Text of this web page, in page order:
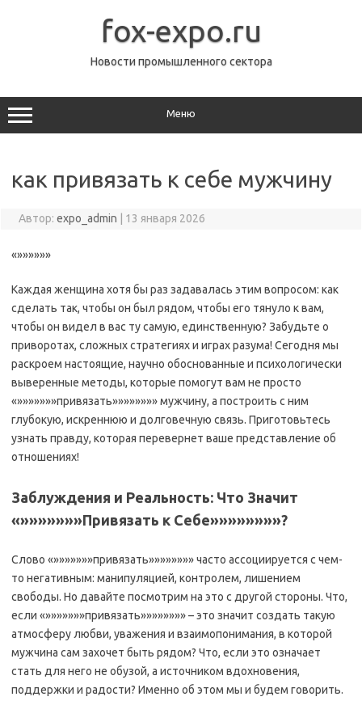
fox-expo.ru
Новости промышленного сектора
Меню
как привязать к себе мужчину
Автор: expo_admin 13 января 2026
«»»»»»»
Каждая женщина хотя бы раз задавалась этим вопросом: как
сделать так, чтобы он был рядом, чтобы его тянуло к вам,
чтобы он видел в вас ту самую, единственную? Забудьте о
приворотах, сложных стратегиях и играх разума! Сегодня мы
раскроем настоящие, научно обоснованные и психологически
выверенные методы, которые помогут вам не просто
«»»»»»»»привязать»»»»»»»» мужчину, а построить с ним
глубокую, искреннюю и долговечную связь. Приготовьтесь
узнать правду, которая перевернет ваше представление об
отношениях!
Заблуждения и Реальность: Что Значит
«»»»»»»»Привязать к Себе»»»»»»»»?
Слово «»»»»»»»привязать»»»»»»»» часто ассоциируется с чем-
то негативным: манипуляцией, контролем, лишением
свободы. Но давайте посмотрим на это с другой стороны. Что,
если «»»»»»»»привязать»»»»»»»» – это значит создать такую
атмосферу любви, уважения и взаимопонимания, в которой
мужчина сам захочет быть рядом? Что, если это означает
стать для него не обузой, а источником вдохновения,
поддержки и радости? Именно об этом мы и будем говорить.